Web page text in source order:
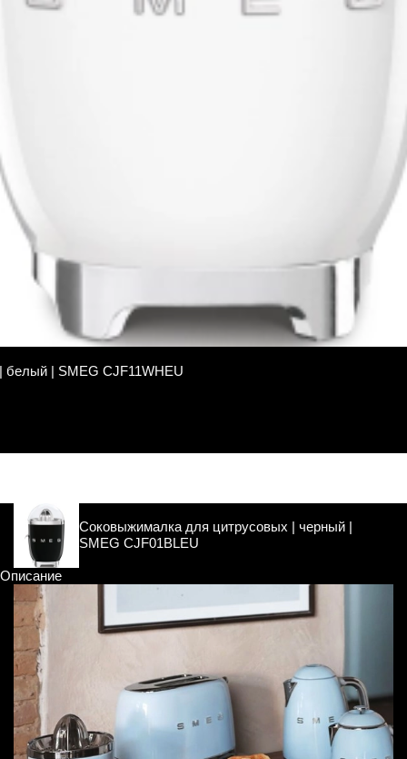
| SMEG CJF11WHEU
Соковыжималка для цитрусовых | черный |
SMEG CJF01BLEU
Описание